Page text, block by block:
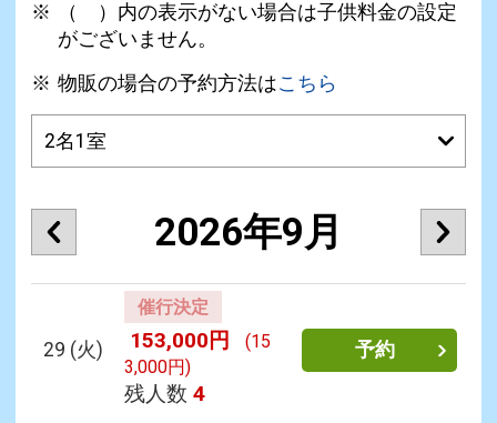
（ ）内の表示がない場合は子供料金の設定
がございません。
物販の場合の予約方法はこちら
2026年9月
29 (火)
催行決定
153,000円
(15
3,000円)
残人数 4
予約